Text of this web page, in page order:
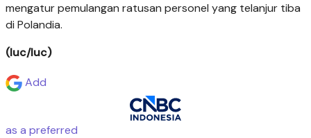
mengatur pemulangan ratusan personel yang telanjur tiba
di Polandia.
(luc/luc)
Add
as a preferred